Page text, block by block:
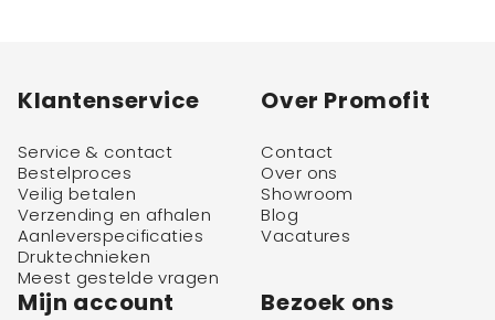
Klantenservice
Service & contact
Bestelproces
Veilig betalen
Verzending en afhalen
Aanleverspecificaties
Druktechnieken
Meest gestelde vragen
Over Promofit
Contact
Over ons
Showroom
Blog
Vacatures
Mijn account Bezoek ons